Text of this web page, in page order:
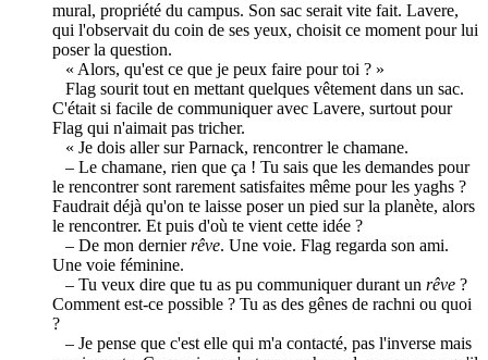
mural, propriété du campus. Son sac serait vite fait. Lavere,
qui l'observait du coin de ses yeux, choisit ce moment pour lui
poser la question.
« Alors, qu'est ce que je peux faire pour toi ? »
Flag sourit tout en mettant quelques vêtement dans un sac.
C'était si facile de communiquer avec Lavere, surtout pour
Flag qui n'aimait pas tricher.
« Je dois aller sur Parnack, rencontrer le chamane.
– Le chamane, rien que ça ! Tu sais que les demandes pour
le rencontrer sont rarement satisfaites même pour les yaghs ?
Faudrait déjà qu'on te laisse poser un pied sur la planète, alors
le rencontrer. Et puis d'où te vient cette idée ?
– De mon dernierrêve. Une voie. Flag regarda son ami.
Une voie féminine.
– Tu veux dire que tu as pu communiquer durant un rêve ?
Comment est-ce possible ? Tu as des gênes de rachni ou quoi
?
– Je pense que c'est elle qui m'a contacté, pas l'inverse mais